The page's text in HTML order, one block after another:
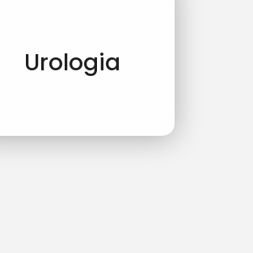
Urologia